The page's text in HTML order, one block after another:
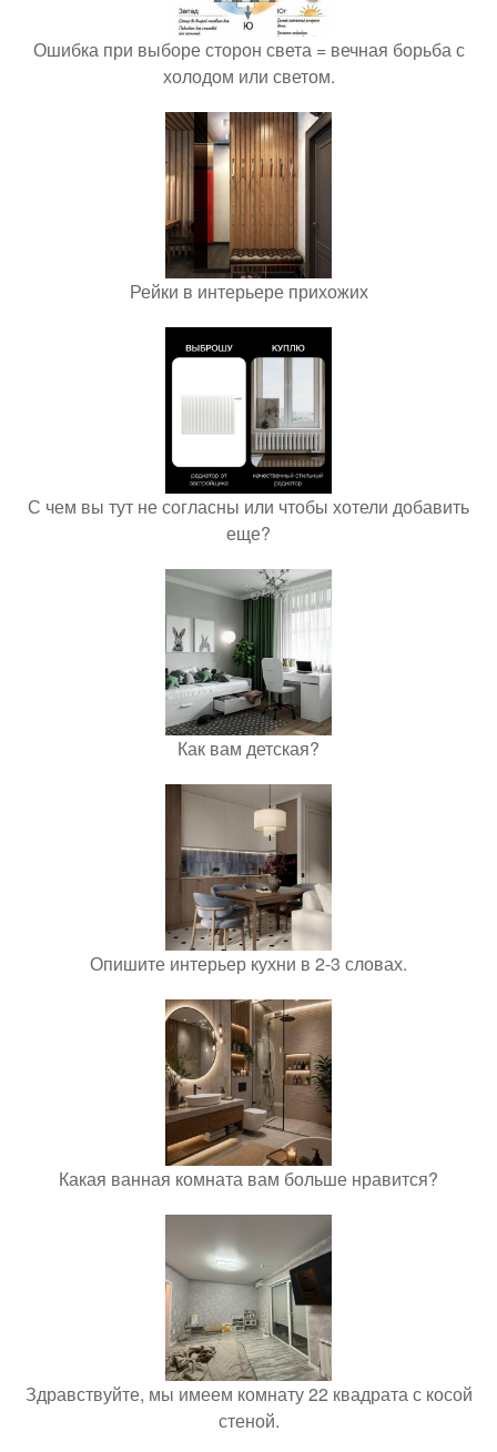
Ошибка при выборе сторон света = вечная борьба с
холодом или светом.
Рейки в интерьере прихожих
С чем вы тут не согласны или чтобы хотели добавить
еще?
Как вам детская?
Опишите интерьер кухни в 2-3 словах.
Какая ванная комната вам больше нравится?
Здравствуйте, мы имеем комнату 22 квадрата с косой
стеной.